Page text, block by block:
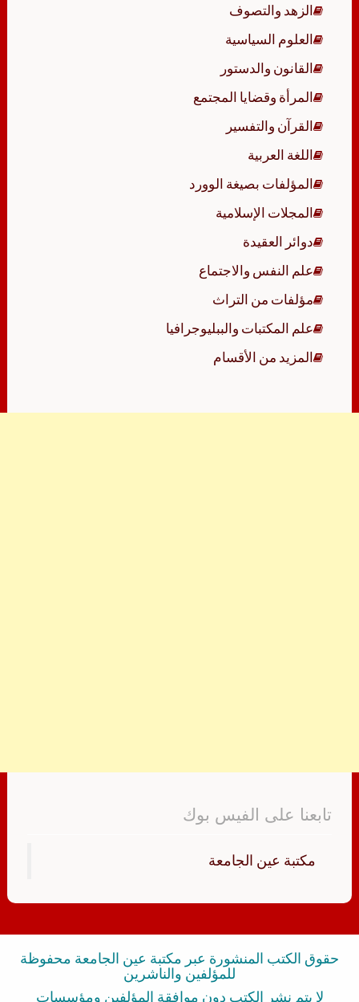
الزهد والتصوف
العلوم السياسية
القانون والدستور
المرأة وقضايا المجتمع
القرآن والتفسير
اللغة العربية
المؤلفات بصيغة الوورد
المجلات الإسلامية
دوائر العقيدة
علم النفس والاجتماع
مؤلفات من التراث
علم المكتبات والببليوجرافيا
المزيد من الأقسام
تابعنا على الفيس بوك
‏مكتبة عين الجامعة‏
حقوق الكتب المنشورة عبر مكتبة عين الجامعة محفوظة
للمؤلفين والناشرين
لا يتم نشر الكتب دون موافقة المؤلفين ومؤسسات